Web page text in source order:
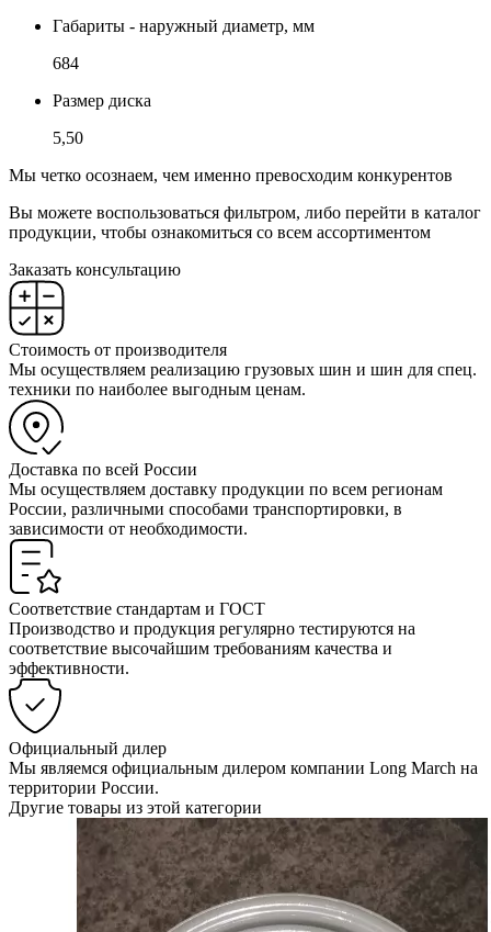
Габариты - наружный диаметр, мм
684
Размер диска
5,50
Мы четко осознаем, чем именно превосходим конкурентов
Вы можете воспользоваться фильтром, либо перейти в каталог
продукции, чтобы ознакомиться со всем ассортиментом
Заказать консультацию
Стоимость от производителя
Мы осуществляем реализацию грузовых шин и шин для спец.
техники по наиболее выгодным ценам.
Доставка по всей России
Мы осуществляем доставку продукции по всем регионам
России, различными способами транспортировки, в
зависимости от необходимости.
Соответствие стандартам и ГОСТ
Производство и продукция регулярно тестируются на
соответствие высочайшим требованиям качества и
эффективности.
Официальный дилер
Мы являемся официальным дилером компании Long March на
территории России.
Другие товары из этой категории